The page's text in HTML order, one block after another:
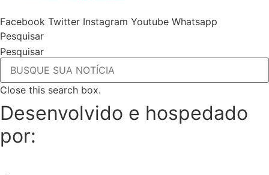
Facebook Twitter Instagram Youtube Whatsapp
Pesquisar
Pesquisar
Close this search box.
Desenvolvido e hospedado
por: